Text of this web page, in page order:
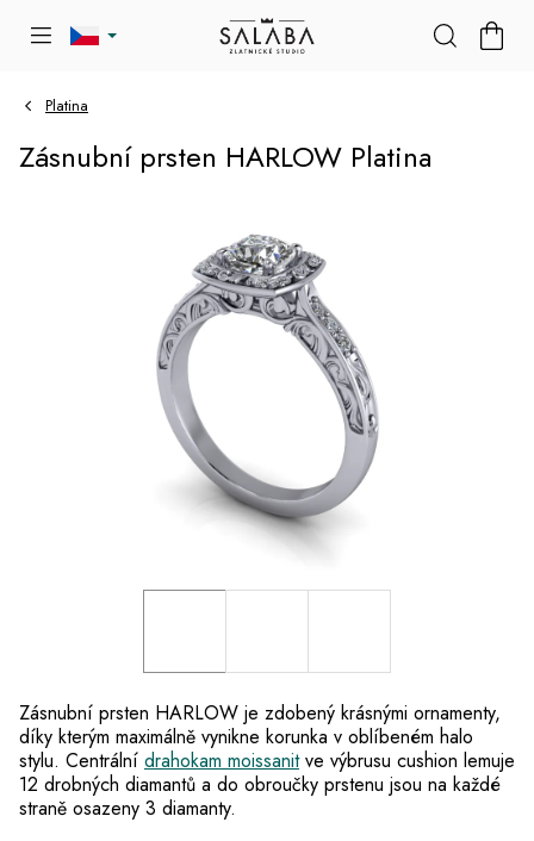
Platina
Zásnubní prsten HARLOW Platina
Zásnubní prsten HARLOW je zdobený krásnými ornamenty,
díky kterým maximálně vynikne korunka v oblíbeném halo
stylu. Centrální drahokam moissanitve výbrusu cushion lemuje
12 drobných diamantů a do obroučky prstenu jsou na každé
straně osazeny 3 diamanty.